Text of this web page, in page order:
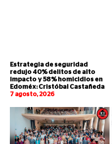
Estrategia de seguridad
redujo 40% delitos de alto
impacto y 58% homicidios en
Edoméx: Cristóbal Castañeda
7 agosto, 2026